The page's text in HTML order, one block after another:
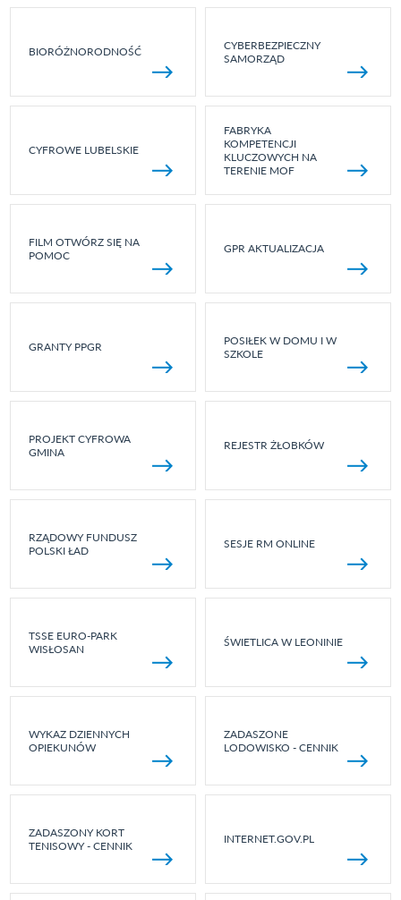
BIORÓŻNORODNOŚĆ
CYBERBEZPIECZNY
SAMORZĄD
CYFROWE LUBELSKIE
FABRYKA
KOMPETENCJI
KLUCZOWYCH NA
TERENIE MOF
FILM OTWÓRZ SIĘ NA
POMOC
GPR AKTUALIZACJA
GRANTY PPGR
POSIŁEK W DOMU I W
SZKOLE
PROJEKT CYFROWA
GMINA
REJESTR ŻŁOBKÓW
RZĄDOWY FUNDUSZ
POLSKI ŁAD
SESJE RM ONLINE
TSSE EURO-PARK
WISŁOSAN
ŚWIETLICA W LEONINIE
WYKAZ DZIENNYCH
OPIEKUNÓW
ZADASZONE
LODOWISKO - CENNIK
ZADASZONY KORT
TENISOWY - CENNIK
INTERNET.GOV.PL